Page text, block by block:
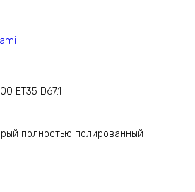
ET35 D67.1
полностью полированный